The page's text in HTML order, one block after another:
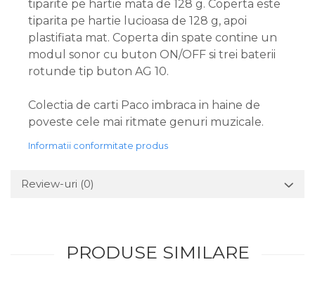
tiparite pe hartie mata de 128 g. Coperta este
tiparita pe hartie lucioasa de 128 g, apoi
plastifiata mat. Coperta din spate contine un
modul sonor cu buton ON/OFF si trei baterii
rotunde tip buton AG 10.
Colectia de carti Paco imbraca in haine de
poveste cele mai ritmate genuri muzicale.
Informatii conformitate produs
Review-uri (0)
PRODUSE SIMILARE